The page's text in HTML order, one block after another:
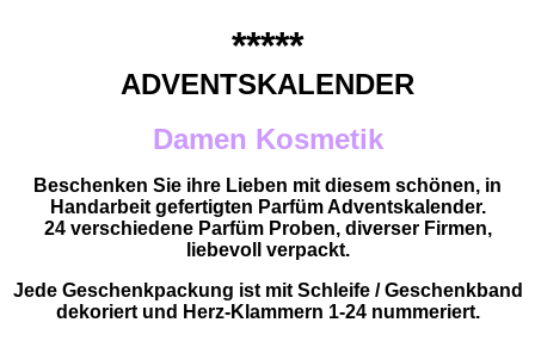
*****
ADVENTSKALENDER
Damen Kosmetik
Beschenken Sie ihre Lieben mit diesem schönen, in
Handarbeit gefertigten Parfüm Adventskalender.
24 verschiedene Parfüm Proben, diverser Firmen,
liebevoll verpackt.
Jede Geschenkpackung ist mit Schleife / Geschenkband
dekoriert und Herz-Klammern 1-24 nummeriert.